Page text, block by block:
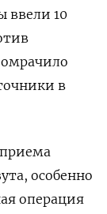
ввели 10
в
особенно
операция